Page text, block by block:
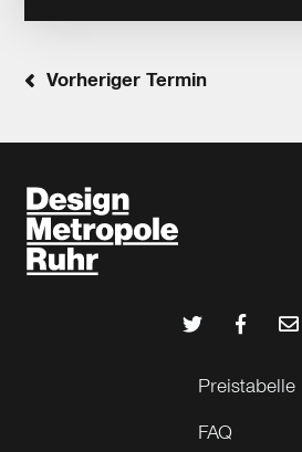
Vorheriger Termin
Preistabelle
FAQ